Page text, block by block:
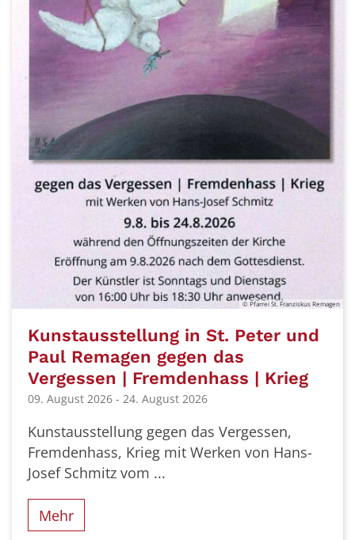
© Pfarrei St. Franziskus Remagen
Kunstausstellung in St. Peter und
Paul Remagen gegen das
Vergessen | Fremdenhass | Krieg
09. August 2026 - 24. August 2026
Kunstausstellung gegen das Vergessen,
Fremdenhass, Krieg mit Werken von Hans-
Josef Schmitz vom ...
Mehr